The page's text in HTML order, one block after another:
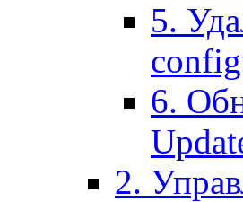
5.
6.
2.